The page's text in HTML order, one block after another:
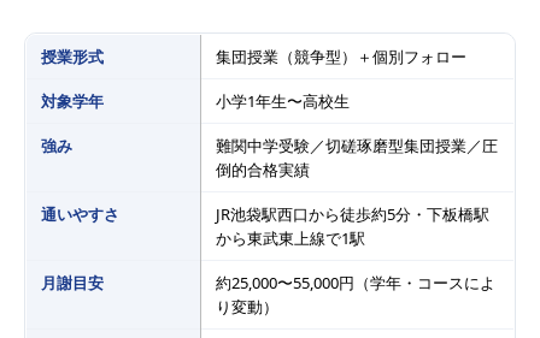
授業形式 集団授業（競争型）＋個別フォロー
対象学年 小学1年生〜高校生
強み
難関中学受験／切磋琢磨型集団授業／圧
倒的合格実績
通いやすさ
JR池袋駅西口から徒歩約5分・下板橋駅
から東武東上線で1駅
月謝目安
約25,000〜55,000円（学年・コースによ
り変動）